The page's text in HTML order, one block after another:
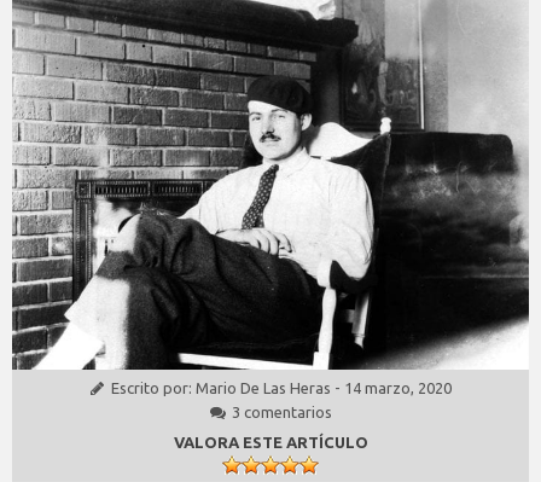
Escrito por: Mario De Las Heras - 14 marzo, 2020
3 comentarios
VALORA ESTE ARTÍCULO